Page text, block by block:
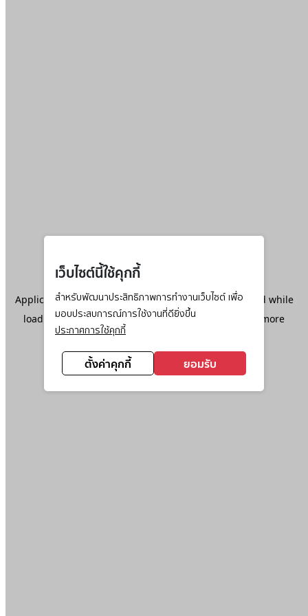
เว็บไซต์นี้ใช้คุกกี้
สำหรับพัฒนาประสิทธิภาพการทำงานเว็บไซต์ เพื่อ
มอบประสบการณ์การใช้งานที่ดียิ่งขึ้น
ประกาศการใช้คุกกี้
ตั้งค่าคุกกี้ ยอมรับ
Application error: aclient-side exception has occurred while
loadingwww.ktc.co.th(see the browser console
for more
information).